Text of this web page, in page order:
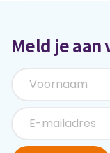
Meld je